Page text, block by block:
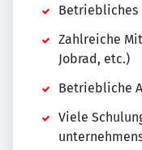
Betriebliches
Zahlreiche
Jobrad, etc.)
Betriebliche
Viele